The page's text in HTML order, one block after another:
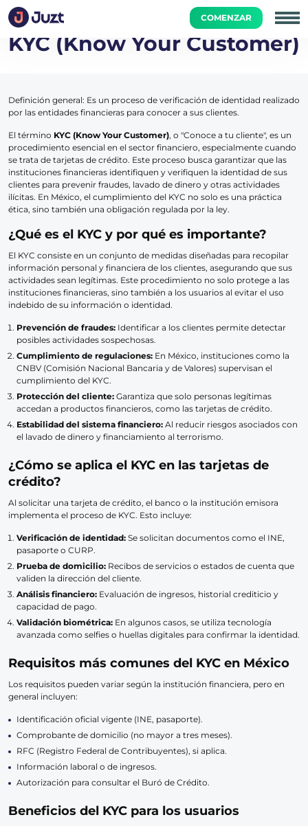
COMENZAR
Inicio Academia Diccionario Financiero KYC (Know
KYC (Know Your Customer)
Definición general: Es un proceso de verificación de identidad realizado
por las entidades financieras para conocer a sus clientes.
El término KYC (Know Your Customer), o "Conoce a tu cliente", es un
procedimiento esencial en el sector financiero, especialmente cuando
se trata de tarjetas de crédito. Este proceso busca garantizar que las
instituciones financieras identifiquen y verifiquen la identidad de sus
clientes para prevenir fraudes, lavado de dinero y otras actividades
ilícitas. En México, el cumplimiento del KYC no solo es una práctica
ética, sino también una obligación regulada por la ley.
¿Qué es el KYC y por qué es importante?
El KYC consiste en un conjunto de medidas diseñadas para recopilar
información personal y financiera de los clientes, asegurando que sus
actividades sean legítimas. Este procedimiento no solo protege a las
instituciones financieras, sino también a los usuarios al evitar el uso
indebido de su información o identidad.
Prevención de fraudes: Identificar a los clientes permite detectar
posibles actividades sospechosas.
Cumplimiento de regulaciones: En México, instituciones como la
CNBV (Comisión Nacional Bancaria y de Valores) supervisan el
cumplimiento del KYC.
Protección del cliente: Garantiza que solo personas legítimas
accedan a productos financieros, como las tarjetas de crédito.
Estabilidad del sistema financiero: Al reducir riesgos asociados con
el lavado de dinero y financiamiento al terrorismo.
¿Cómo se aplica el KYC en las tarjetas de
crédito?
Al solicitar una tarjeta de crédito, el banco o la institución emisora
implementa el proceso de KYC. Esto incluye:
Verificación de identidad: Se solicitan documentos como el INE,
pasaporte o CURP.
Prueba de domicilio: Recibos de servicios o estados de cuenta que
validen la dirección del cliente.
Análisis financiero: Evaluación de ingresos, historial crediticio y
capacidad de pago.
Validación biométrica: En algunos casos, se utiliza tecnología
avanzada como selfies o huellas digitales para confirmar la identidad.
Requisitos más comunes del KYC en México
Los requisitos pueden variar según la institución financiera, pero en
general incluyen:
Identificación oficial vigente (INE, pasaporte).
Comprobante de domicilio (no mayor a tres meses).
RFC (Registro Federal de Contribuyentes), si aplica.
Información laboral o de ingresos.
Autorización para consultar el Buró de Crédito.
Beneficios del KYC para los usuarios